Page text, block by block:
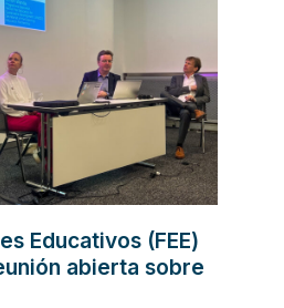
Educativos (FEE)
abierta sobre